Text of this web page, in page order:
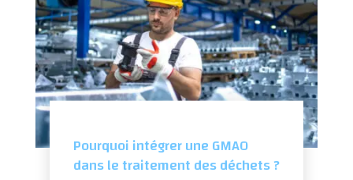
Pourquoi intégrer une GMAO
dans le traitement des déchets ?